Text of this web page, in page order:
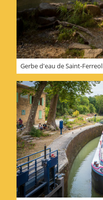
Gerbe d'eau de Saint-Ferreol